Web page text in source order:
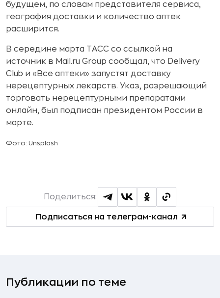
будущем, по словам представителя сервиса,
география доставки и количество аптек
расширится.
В середине марта ТАСС со ссылкой на
источник в Mail.ru Group сообщал, что Delivery
Сlub и «Все аптеки» запустят доставку
нерецептурных лекарств. Указ, разрешающий
торговать нерецептурными препаратами
онлайн, был подписан президентом России в
марте.
Фото: Unsplash
Подписаться на телеграм-канал
Поделиться:
Публикации по теме